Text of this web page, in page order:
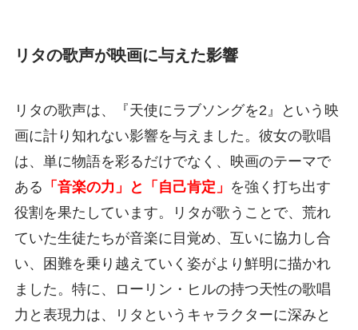
リタの歌声が映画に与えた影響
リタの歌声は、『天使にラブソングを2』という映
画に計り知れない影響を与えました。彼女の歌唱
は、単に物語を彩るだけでなく、映画のテーマで
ある 「音楽の力」と「自己肯定」 を強く打ち出す
役割を果たしています。リタが歌うことで、荒れ
ていた生徒たちが音楽に目覚め、互いに協力し合
い、困難を乗り越えていく姿がより鮮明に描かれ
ました。特に、ローリン・ヒルの持つ天性の歌唱
力と表現力は、リタというキャラクターに深みと